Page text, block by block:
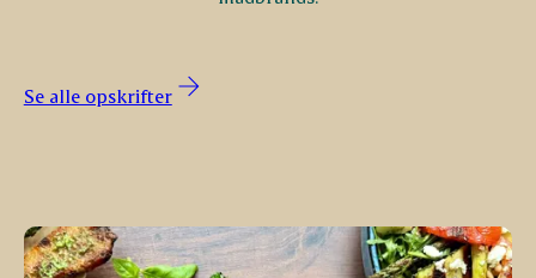
Se alle opskrifter